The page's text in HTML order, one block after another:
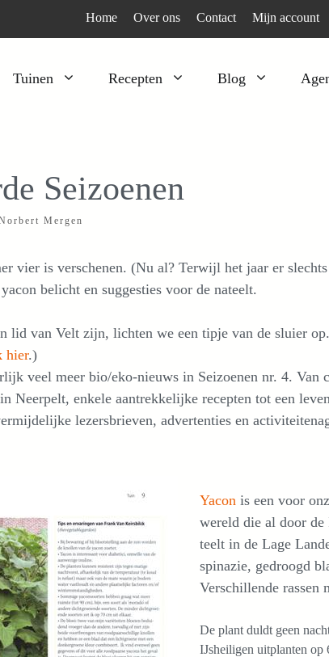
Home Over ons Contact Mijn account
Tuinen Recepten Blog
Kruiden
Moestuin
Voedselbos Wortelgroenten
Seizoenen
Mergen
vier is verschenen. (Nu al? Terwijl het jaar er
belicht en suggesties voor de nateelt.
lid van Velt zijn, lichten we een tipje van de sluier
hier.)
veel meer bio/eko-nieuws in Seizoenen nr. 4. Van
Neerpelt, enkele aantrekkelijke recepten tot een
lezersbrieven, advertenties en
Yacon is een voor
wereld die al door
teelt in de Lage
spinazie, gedroogd
Verschillende rassen
De plant duldt geen
IJsheiligen uitplanten op